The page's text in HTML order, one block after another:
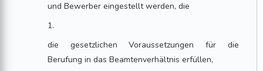
und Bewerber eingestellt werden, die
1.
die gesetzlichen Voraussetzungen für die
Berufung in das Beamtenverhältnis erfüllen,